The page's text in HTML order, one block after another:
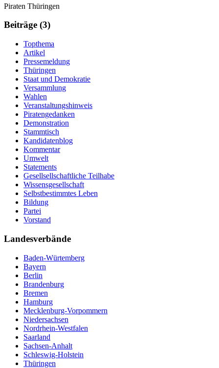
Weitere
Informationen
Navigation
Piraten Thüringen
Beiträge (3)
Topthema
Artikel
Pressemeldung
Thüringen
Staat und Demokratie
Versammlung
Wahlen
Veranstaltungshinweis
Piratengedanken
Demonstration
Stammtisch
Kandidatenblog
Kommentar
Umwelt
Statements
Gesellsellschaftliche Teilhabe
Wissensgesellschaft
Selbstbestimmtes Leben
Bildung
Partei
Vorstand
Landesverbände
Baden-Würtemberg
Bayern
Berlin
Brandenburg
Bremen
Hamburg
Mecklenburg-Vorpommern
Niedersachsen
Nordrhein-Westfalen
Saarland
Sachsen-Anhalt
Schleswig-Holstein
Thüringen